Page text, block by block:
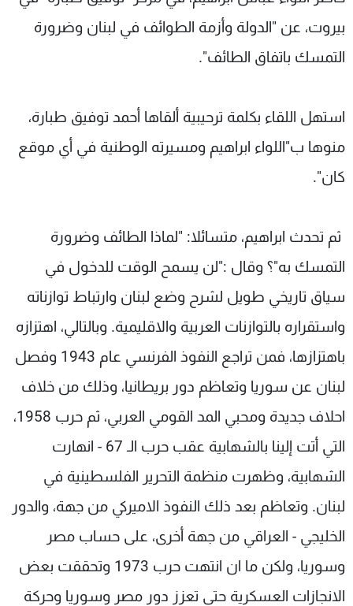
بيروت، عن "الدولة وأزمة الطوائف في لبنان وضرورة
التمسك باتفاق الطائف".
استهل اللقاء بكلمة ترحيبية ألقاها أحمد توفيق طبارة،
منوها ب"اللواء ابراهيم ومسيرته الوطنية في أي موقع
كان".
ثم تحدث ابراهيم، متسائلا: "لماذا الطائف وضرورة
التمسك به"؟ وقال :"لن يسمح الوقت للدخول في
سياق تاريخي طويل لشرح وضع لبنان وارتباط توازناته
واستقراره بالتوازنات العربية والاقليمية. وبالتالي، اهتزازه
باهتزازها، فمن تراجع النفوذ الفرنسي عام 1943 وفصل
لبنان عن سوريا وتعاظم دور بريطانيا، وذلك من خلاف
احلاف جديدة ومحبي المد القومي العربي، ثم حرب 1958،
التي أتت إلينا بالشهابية عقب حرب الـ 67 - انهارت
الشهابية، وظهرت منظمة التحرير الفلسطينية في
لبنان. وتعاظم بعد ذلك النفوذ الاميركي من جهة، والدور
الخليجي - العراقي من جهة أخرى، على حساب مصر
وسوريا، ولكن ما ان انتهت حرب 1973 وتحققت بعض
الانجازات العسكرية حتى تعزز دور مصر وسوريا وحركة
شاهد البرامج
الترددات
لاعلاناتكم
تواصل معنا
شروط الإسـتخدام
سياسة الخصوصية